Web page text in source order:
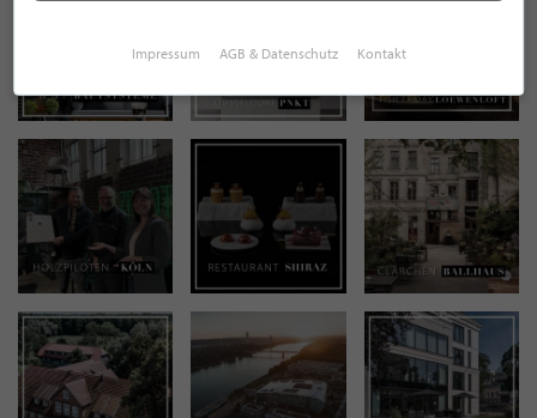
Impressum AGB & Datenschutz Kontakt